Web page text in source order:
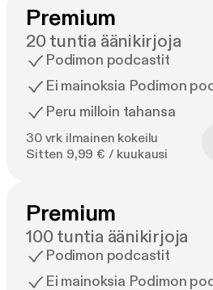
Premium
20 tuntia äänikirjoja
Podimon podcastit
Ei mainoksia Podimon
Peru milloin tahansa
30 vrk ilmainen kokeilu
Sitten 9,99 € / kuukausi
Premium
100 tuntia äänikirjoja
Podimon podcastit
Ei mainoksia Podimon